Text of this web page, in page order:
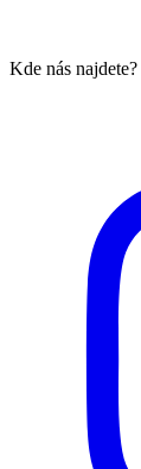
Kde nás najdete?